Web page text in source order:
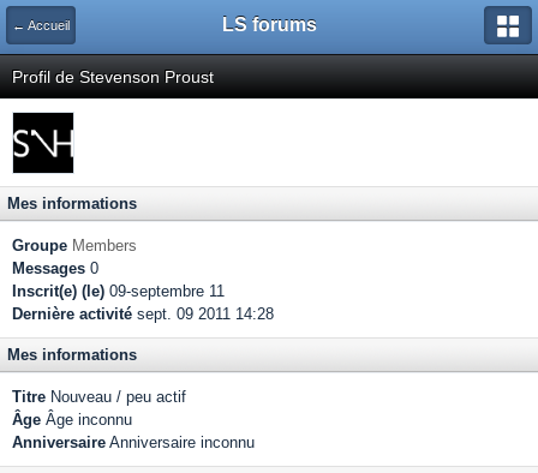
← Accueil LS forums
Profil de Stevenson Proust
Mes informations
Groupe Members
Messages 0
Inscrit(e) (le) 09-septembre 11
Dernière activité sept. 09 2011 14:28
Mes informations
Titre Nouveau / peu actif
Âge Âge inconnu
Anniversaire Anniversaire inconnu